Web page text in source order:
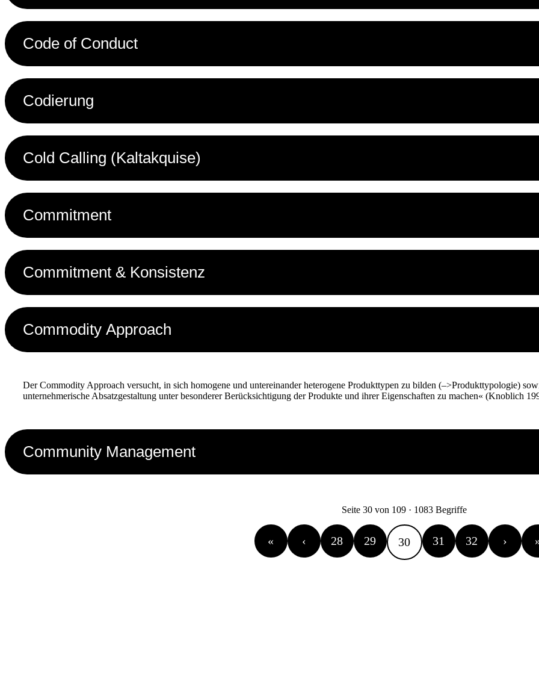
Code of Conduct
Codierung
Cold Calling (Kaltakquise)
Commitment
Commitment & Konsistenz
Commodity Approach
Der Commodity Approach versucht, in sich homogene und untereinander heterogene Produkttypen zu bilden (–>Produkttypologie)
unternehmerische Absatzgestaltung unter besonderer Berücksichtigung der Produkte und ihrer Eigenschaften zu machen« (Knoblich
Community Management
Seite 30 von 109 · 1083 Begriffe
« ‹ 28 29 30 31 32 ›